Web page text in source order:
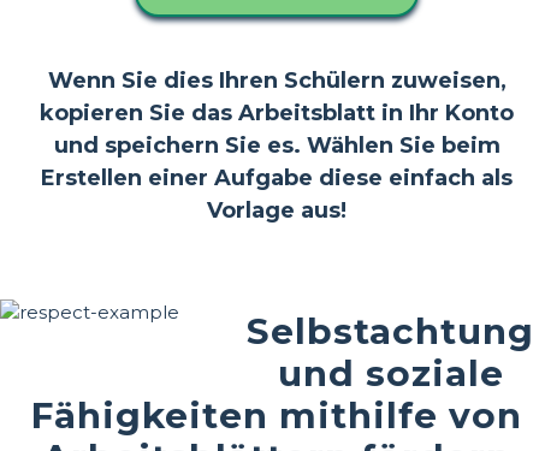
Wenn Sie dies Ihren Schülern zuweisen,
kopieren Sie das Arbeitsblatt in Ihr Konto
und speichern Sie es. Wählen Sie beim
Erstellen einer Aufgabe diese einfach als
Vorlage aus!
Selbstachtung
und soziale
Fähigkeiten mithilfe von